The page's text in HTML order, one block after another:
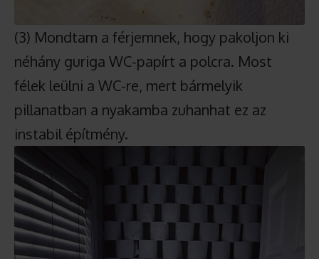
(3) Mondtam a férjemnek, hogy pakoljon ki
néhány guriga WC-papírt a polcra. Most
félek leülni a WC-re, mert bármelyik
pillanatban a nyakamba zuhanhat ez az
instabil építmény.